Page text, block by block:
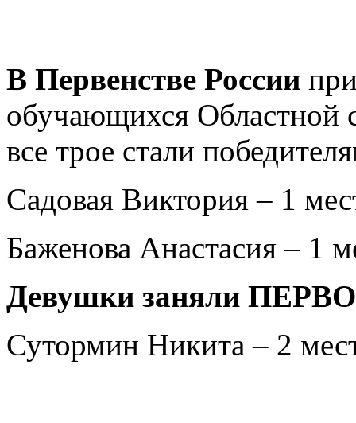
В Первенстве России
обучающихся Областной
все трое стали
Садовая Виктория – 1
Баженова Анастасия – 1
Девушки заняли
Сутормин Никита – 2